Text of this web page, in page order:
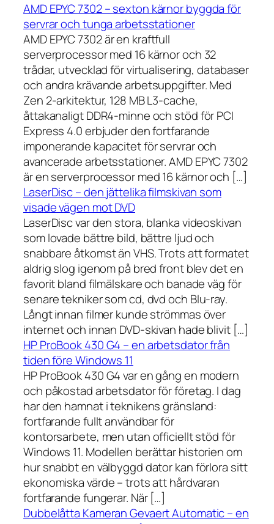
AMD EPYC 7302 – sexton kärnor byggda för
servrar och tunga arbetsstationer
AMD EPYC 7302 är en kraftfull
serverprocessor med 16 kärnor och 32
trådar, utvecklad för virtualisering, databaser
och andra krävande arbetsuppgifter. Med
Zen 2-arkitektur, 128 MB L3-cache,
åttakanaligt DDR4-minne och stöd för PCI
Express 4.0 erbjuder den fortfarande
imponerande kapacitet för servrar och
avancerade arbetsstationer. AMD EPYC 7302
är en serverprocessor med 16 kärnor och […]
LaserDisc – den jättelika filmskivan som
visade vägen mot DVD
LaserDisc var den stora, blanka videoskivan
som lovade bättre bild, bättre ljud och
snabbare åtkomst än VHS. Trots att formatet
aldrig slog igenom på bred front blev det en
favorit bland filmälskare och banade väg för
senare tekniker som cd, dvd och Blu-ray.
Långt innan filmer kunde strömmas över
internet och innan DVD-skivan hade blivit […]
HP ProBook 430 G4 – en arbetsdator från
tiden före Windows 11
HP ProBook 430 G4 var en gång en modern
och påkostad arbetsdator för företag. I dag
har den hamnat i teknikens gränsland:
fortfarande fullt användbar för
kontorsarbete, men utan officiellt stöd för
Windows 11. Modellen berättar historien om
hur snabbt en välbyggd dator kan förlora sitt
ekonomiska värde – trots att hårdvaran
fortfarande fungerar. När […]
Dubbelåtta Kameran Gevaert Automatic – en